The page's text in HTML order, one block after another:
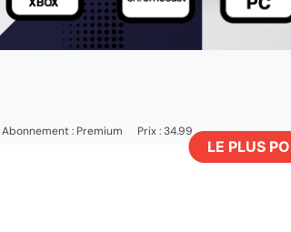
Abonnement : Premium Prix : 34.99
LE PLUS